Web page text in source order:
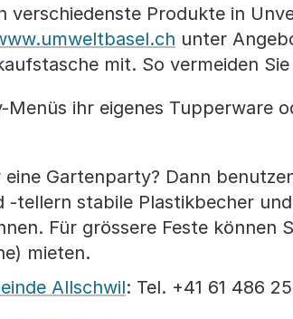
verschiedenste Produkte in
unter
mit. So vermeiden
Menüs ihr eigenes Tupperware
eine Gartenparty? Dann
tellern stabile Plastikbecher
Für grössere Feste können
mieten.
Allschwil: Tel. +41 61 486